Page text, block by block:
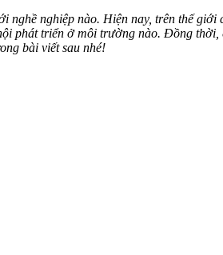
nghiệp nào. Hiện nay, trên thế
phát triển ở môi trường nào. Đồng
bài viết sau nhé!